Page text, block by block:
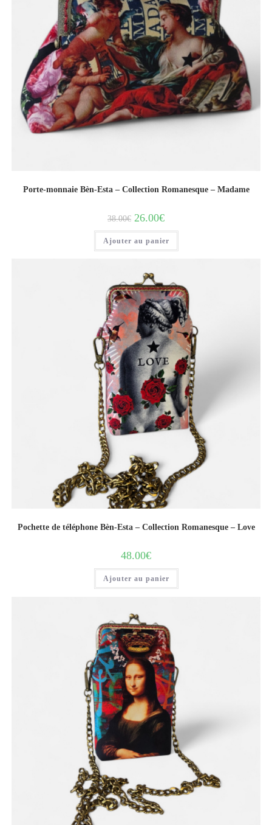
Porte-monnaie Bèn-Esta – Collection Romanesque – Madame
38.00€ 26.00€
Ajouter au panier
Pochette de téléphone Bèn-Esta – Collection Romanesque – Love
48.00€
Ajouter au panier